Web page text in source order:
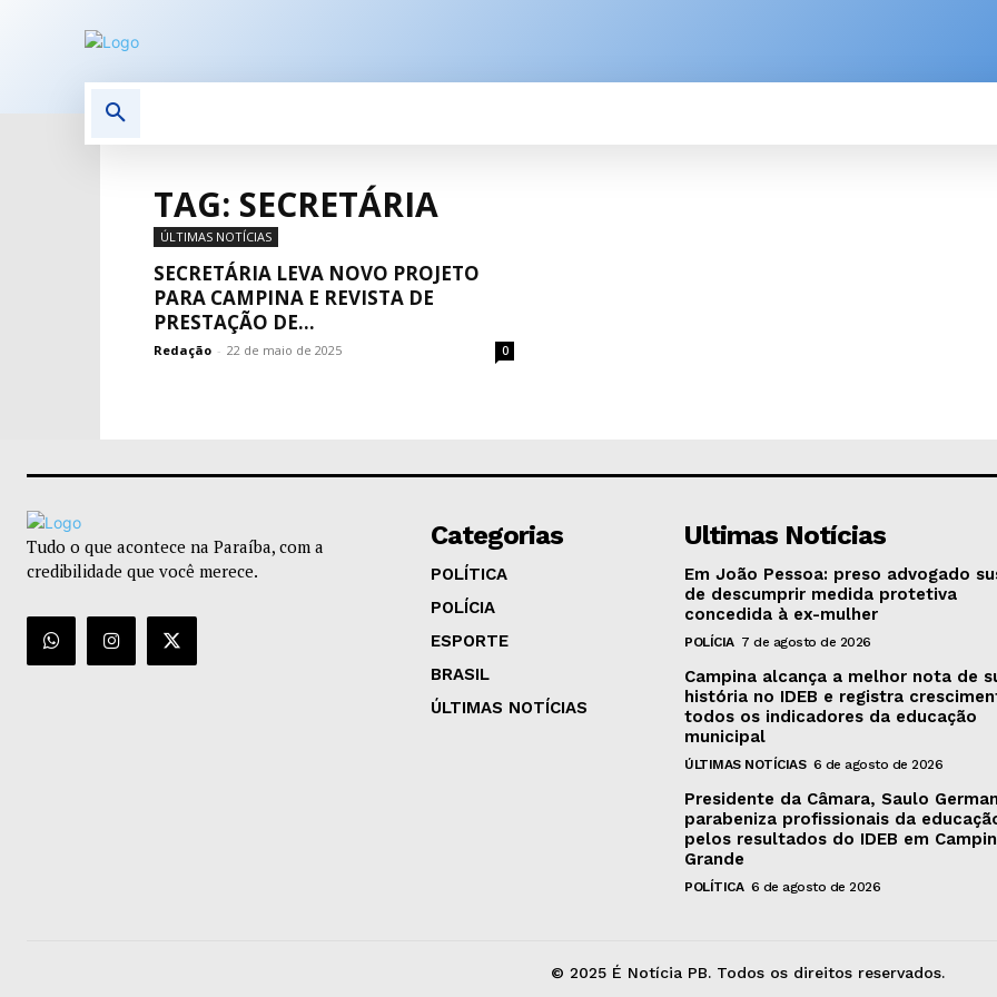
TAG: SECRETÁRIA
ÚLTIMAS NOTÍCIAS
SECRETÁRIA LEVA NOVO PROJETO
PARA CAMPINA E REVISTA DE
PRESTAÇÃO DE...
Redação - 22 de maio de 2025 0
Tudo o que acontece na Paraíba, com a
credibilidade que você merece.
Categorias
POLÍTICA
POLÍCIA
ESPORTE
BRASIL
ÚLTIMAS NOTÍCIAS
Ultimas Notícias
Em João Pessoa: preso advogado
de descumprir medida protetiva
concedida à ex-mulher
POLÍCIA 7 de agosto de 2026
Campina alcança a melhor nota de
história no IDEB e registra
todos os indicadores da educação
municipal
ÚLTIMAS NOTÍCIAS 6 de agosto de 2026
Presidente da Câmara, Saulo
parabeniza profissionais da
pelos resultados do IDEB em
Grande
POLÍTICA 6 de agosto de 2026
© 2025 É Notícia PB. Todos os direitos reservados.